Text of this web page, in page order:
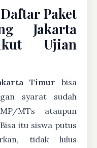
Paket
Jakarta
Ujian
Timur bisa
syarat sudah
MTs ataupun
itu siswa putus
tidak lulus